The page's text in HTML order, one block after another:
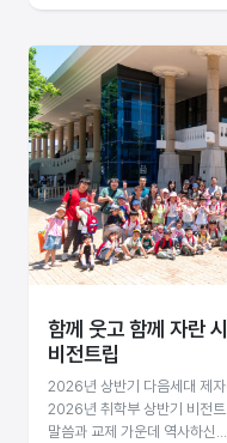
함께 웃고 함께 자란
비전트립
2026년 상반기 다음세대 제
2026년 취학부 상반기 비전
말씀과 교제 가운데 역사하신